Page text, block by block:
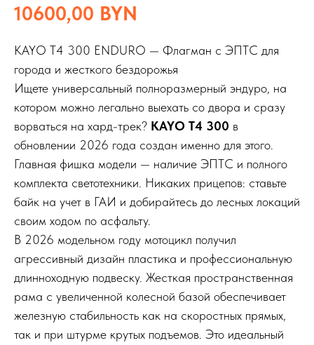
10600,00 BYN
KAYO T4 300 ENDURO — Флагман с ЭПТС для
города и жесткого бездорожья
Ищете универсальный полноразмерный эндуро, на
котором можно легально выехать со двора и сразу
ворваться на хард-трек? KAYO T4 300 в
обновлении 2026 года создан именно для этого.
Главная фишка модели — наличие ЭПТС и полного
комплекта светотехники. Никаких прицепов: ставьте
байк на учет в ГАИ и добирайтесь до лесных локаций
своим ходом по асфальту.
В 2026 модельном году мотоцикл получил
агрессивный дизайн пластика и профессиональную
длинноходную подвеску. Жесткая пространственная
рама с увеличенной колесной базой обеспечивает
железную стабильность как на скоростных прямых,
так и при штурме крутых подъемов. Это идеальный